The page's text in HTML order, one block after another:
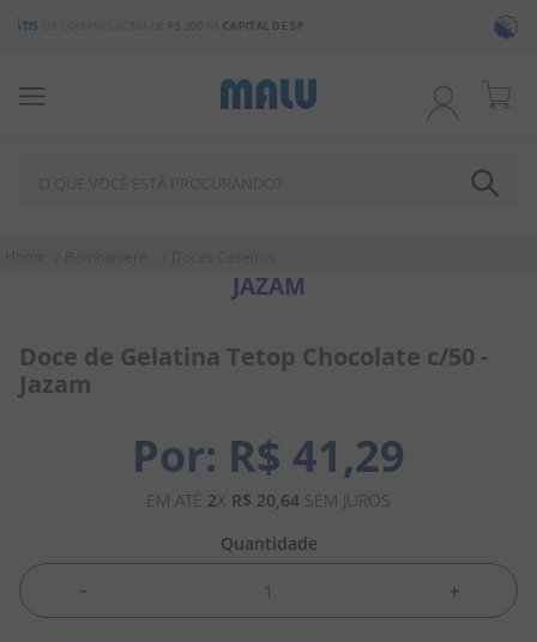
3% DE DESCONTONO BOLETO OU PIX
JAZAM
Doce de Gelatina Tetop Chocolate c/50 -
Jazam
R$ 41,29
EM ATÉ 2X R$ 20,64 SEM JUROS
Quantidade
＋
－
1 º
3 º
pirulito
5
amendoim
º
chiclete
7 º
9º
biscoito